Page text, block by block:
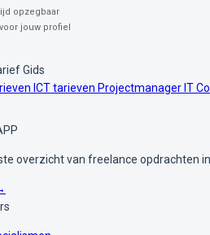
opzegbaar
jouw profiel
Gids
ICT tarieven ProjectmanagerIT
overzicht van freelance opdrachten